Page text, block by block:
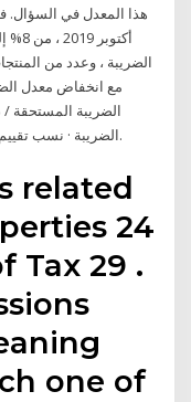
الضريبة ، وعدد من
الضريبة · نسب تقييم الملاءة على الأجل القصير (نسب السيولة): 20.
related
24
Tax 29 .
one of